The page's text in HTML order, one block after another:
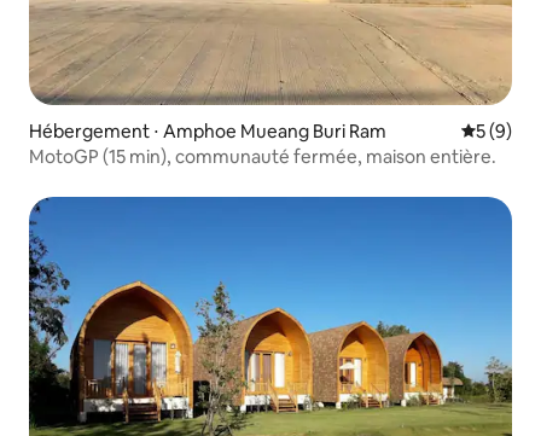
Hébergement ⋅ Amphoe Mueang Buri Ram
5 (9)
MotoGP (15 min), communauté fermée, maison entière.